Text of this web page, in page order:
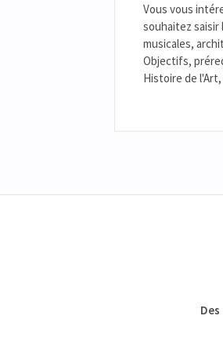
Vous vous
souhaitez
musicales,
Objectifs,
Histoire de